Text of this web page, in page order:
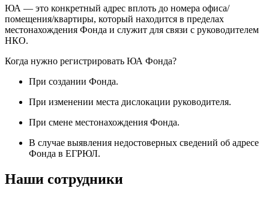
ЮА — это конкретный адрес вплоть до номера офиса/
помещения/квартиры, который находится в пределах
местонахождения Фонда и служит для связи с руководителем
НКО.
Когда нужно регистрировать ЮА Фонда?
При создании Фонда.
При изменении места дислокации руководителя.
При смене местонахождения Фонда.
В случае выявления недостоверных сведений об адресе
Фонда в ЕГРЮЛ.
Наши сотрудники